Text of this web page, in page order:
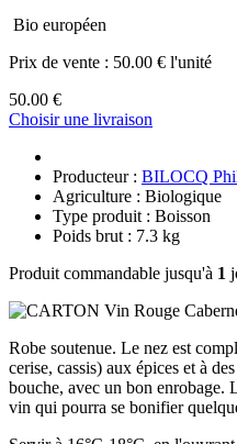
Bio européen
Prix de vente : 50.00 € l'unité
50.00 €
Choisir une livraison
Producteur : BILOCQ
Agriculture : Biologique
Type produit : Boisson
Poids brut : 7.3 kg
Produit commandable jusqu'à 1
Robe soutenue. Le nez est
cerise, cassis) aux épices et à
bouche, avec un bon enrobage.
vin qui pourra se bonifier